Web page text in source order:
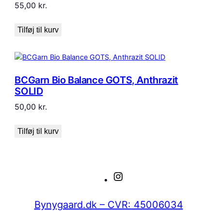
55,00 kr.
Tilføj til kurv
BCGarn Bio Balance GOTS, Anthrazit
SOLID
50,00 kr.
Tilføj til kurv
Bynygaard.dk – CVR: 45006034